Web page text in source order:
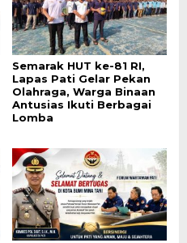
Semarak HUT ke-81 RI,
Lapas Pati Gelar Pekan
Olahraga, Warga Binaan
Antusias Ikuti Berbagai
Lomba